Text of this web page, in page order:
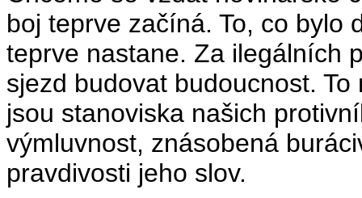
boj teprve začíná. To, co bylo
teprve nastane. Za ilegálních
sjezd budovat budoucnost.
jsou stanoviska našich
výmluvnost, znásobená
pravdivosti jeho slov.